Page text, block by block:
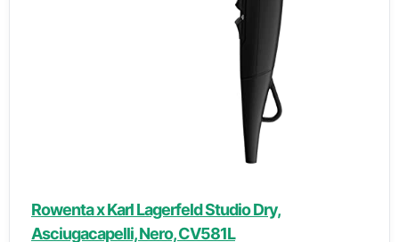
Rowenta x Karl Lagerfeld Studio Dry,
Asciugacapelli, Nero, CV581L